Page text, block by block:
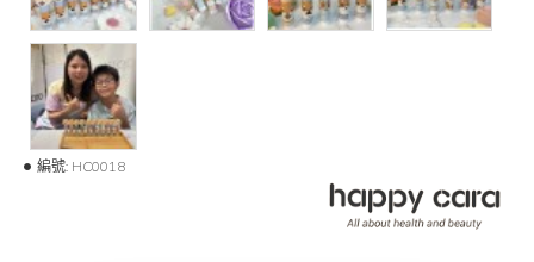
編號: HC0018